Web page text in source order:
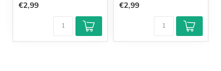
€2,99 €2,99